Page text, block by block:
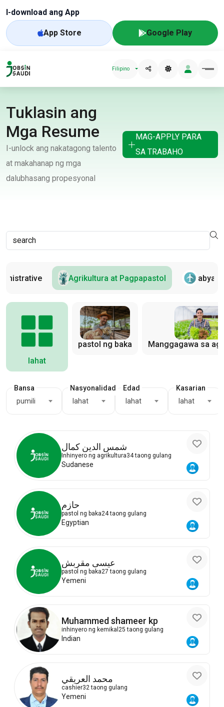
I-download ang App
App Store Google Play
Filipino
Tuklasin ang
Mga Resume
I-unlock ang nakatagong talento
at makahanap ng mga
dalubhasang propesyonal
MAG-APPLY PARA
SA TRABAHO
Agrikultura at Pagpapastol
lahat
pastol ng baka Manggagawa sa
Bansa
pumili
Nasyonalidad
lahat
Edad
lahat
Kasarian
lahat
شمس الدين كمال
Inhinyero ng agrikultura34 taong gulang
Sudanese
حازم
pastol ng baka24 taong gulang
Egyptian
عيسى مقربش
pastol ng baka27 taong gulang
Yemeni
Muhammed shameer kp
inhinyero ng kemikal 25 taong gulang
Indian
محمد العريقي
cashier32 taong gulang
Yemeni